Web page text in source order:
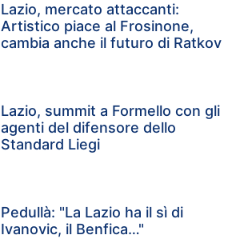
Lazio, mercato attaccanti:
Artistico piace al Frosinone,
cambia anche il futuro di Ratkov
Lazio, summit a Formello con gli
agenti del difensore dello
Standard Liegi
Pedullà: "La Lazio ha il sì di
Ivanovic, il Benfica…"